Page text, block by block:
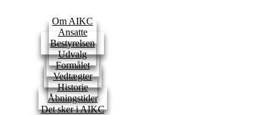
Om AIKC
Ansatte
Bestyrelsen
Udvalg
Formålet
Vedtægter
Historie
Åbningstider
Det sker i AIKC